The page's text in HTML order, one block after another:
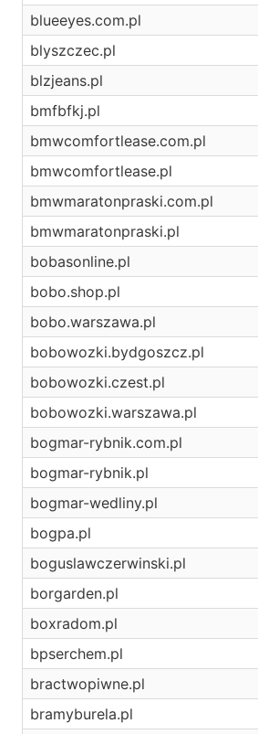
blueeyes.com.pl
blyszczec.pl
blzjeans.pl
bmfbfkj.pl
bmwcomfortlease.com.pl
bmwcomfortlease.pl
bmwmaratonpraski.com.pl
bmwmaratonpraski.pl
bobasonline.pl
bobo.shop.pl
bobo.warszawa.pl
bobowozki.bydgoszcz.pl
bobowozki.czest.pl
bobowozki.warszawa.pl
bogmar-rybnik.com.pl
bogmar-rybnik.pl
bogmar-wedliny.pl
bogpa.pl
boguslawczerwinski.pl
borgarden.pl
boxradom.pl
bpserchem.pl
bractwopiwne.pl
bramyburela.pl